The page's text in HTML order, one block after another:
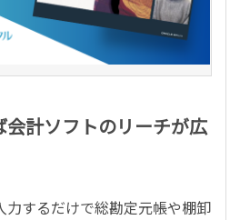
会計ソフトのリーチが広
力するだけで総勘定元帳や棚卸